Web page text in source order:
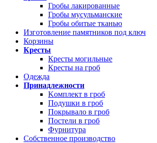
Гробы лакированные
Гробы мусульманские
Гробы обитые тканью
Изготовление памятников под ключ
Корзины
Кресты
Кресты могильные
Кресты на гроб
Одежда
Принадлежности
Kомплект в гроб
Подушки в гроб
Покрывало в гроб
Постели в гроб
Фурнитура
Собственное производство